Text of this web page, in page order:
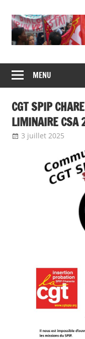
de
syndicats
CGT
insertion
probation
MENU
CGT SPIP
LIMINAIRE CSA
3 juillet 2025